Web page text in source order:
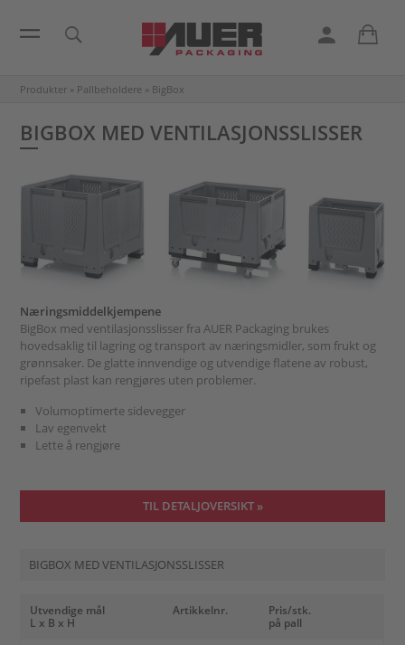
Produkter » Pallbeholdere » BigBox
BIGBOX MED VENTILASJONSSLISSER
Næringsmiddelkjempene
BigBox med ventilasjonsslisser fra AUER Packaging brukes
hovedsaklig til lagring og transport av næringsmidler, som frukt og
grønnsaker. De glatte innvendige og utvendige flatene av robust,
ripefast plast kan rengjøres uten problemer.
Volumoptimerte sidevegger
Lav egenvekt
Lette å rengjøre
TIL DETALJOVERSIKT »
BIGBOX MED VENTILASJONSSLISSER
Utvendige mål
L x B x H
Artikkelnr.
Pris/stk.
på pall